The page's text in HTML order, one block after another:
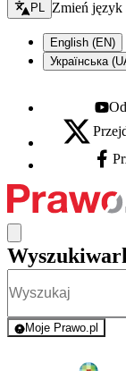
Zmień język -
PL Zmień język
English (EN)
Українська
X - otwiera
Moje Prawo.pl
- rejestracja i